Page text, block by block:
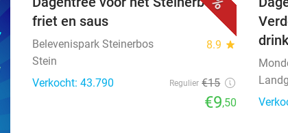
friet en saus
Belevenispark Steinerbos 8.9 star
Stein
Verkocht: 43.790
Regulier €15
€9,50